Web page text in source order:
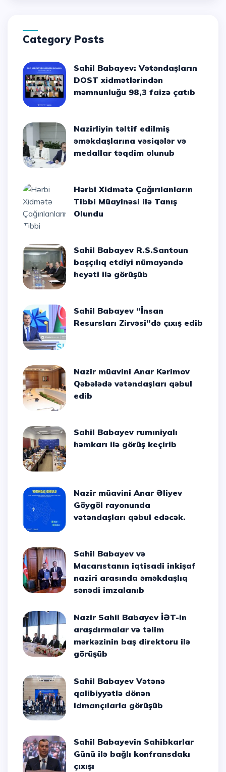
Category Posts
Sahil Babayev: Vətəndaşların
DOST xidmətlərindən
məmnunluğu 98,3 faizə çatıb
Nazirliyin təltif edilmiş
əməkdaşlarına vəsiqələr və
medallar təqdim olunub
Hərbi Xidmətə Çağırılanların
Tibbi Müayinəsi ilə Tanış
Olundu
Sahil Babayev R.S.Santoun
başçılıq etdiyi nümayəndə
heyəti ilə görüşüb
Sahil Babayev “İnsan
Resursları Zirvəsi”də çıxış edib
Nazir müavini Anar Kərimov
Qəbələdə vətəndaşları qəbul
edib
Sahil Babayev rumıniyalı
həmkarı ilə görüş keçirib
Nazir müavini Anar Əliyev
Göygöl rayonunda
vətəndaşları qəbul edəcək.
Sahil Babayev və
Macarıstanın iqtisadi inkişaf
naziri arasında əməkdaşlıq
sənədi imzalanıb
Nazir Sahil Babayev İƏT-in
araşdırmalar və təlim
mərkəzinin baş direktoru ilə
görüşüb
Sahil Babayev Vətənə
qalibiyyətlə dönən
idmançılarla görüşüb
Sahil Babayevin Sahibkarlar
Günü ilə bağlı konfransdakı
çıxışı